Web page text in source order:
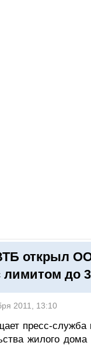
открыл
лимитом до
2011, 13:10
пресс-
жилого